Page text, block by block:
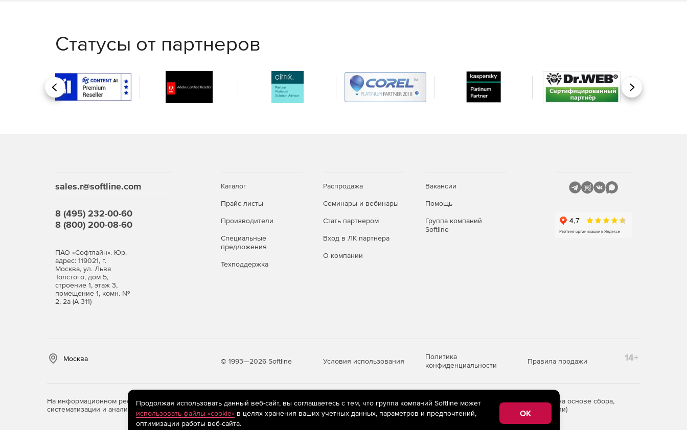
Статусы от партнеров
Назад Вперед
sales.r@softline.com
8 (495) 232-00-60
8 (800) 200-08-60
ПАО «Софтлайн». Юр.
адрес: 119021, г.
Москва, ул. Льва
Толстого, дом 5,
строение 1, этаж 3,
помещение 1, комн. №
2, 2а (А-311)
Каталог
Прайс-листы
Производители
Специальные
предложения
Техподдержка
Распродажа
Семинары и вебинары
Стать партнером
Вход в ЛК партнера
О компании
Вакансии
Помощь
Группа компаний
Softline
Москва © 1993—2026 Softline Условия использования
Политика
конфиденциальности
Правила продажи 14+
На информационном ресурсе store.softline.ru применяютсярекомендательные технологии(информационные технологии предоставления информации на основе сбора,
систематизации и анализа сведений, относящихся к предпочтениям пользователей сети «Интернет», находящихся на территории Российской Федерации)
Продолжая использовать данный веб-сайт, вы соглашаетесь с тем, что группа компаний Softline может
использовать файлы «cookie»в целях хранения ваших учетных данных, параметров и предпочтений,
оптимизации работы веб-сайта.
OK